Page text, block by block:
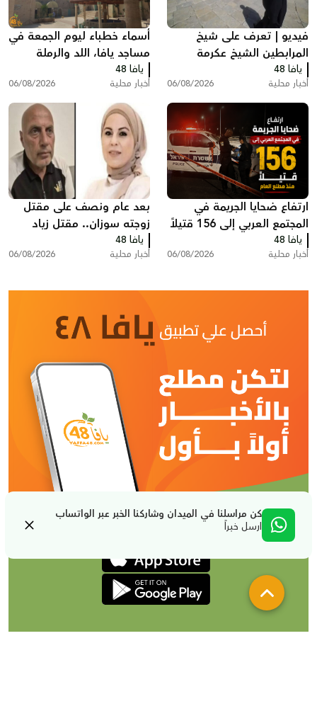
كن مراسلنا في الميدان وشاركنا الخبر عبر الواتساب
ارسل خبراً
فيديو | تعرف على شيخ
المرابطين الشيخ عكرمة
صبري
يافا 48
أخبار محلية 06/08/2026
أسماء خطباء ليوم الجمعة في
مساجد يافا، اللد والرملة
يافا 48
أخبار محلية 06/08/2026
ارتفاع ضحايا الجريمة في
المجتمع العربي إلى 156 قتيلاً
منذ مطلع العام
يافا 48
أخبار محلية 06/08/2026
بعد عام ونصف على مقتل
زوجته سوزان.. مقتل زياد
بشارة من الطيرة في الطيبة
يافا 48
أخبار محلية 06/08/2026